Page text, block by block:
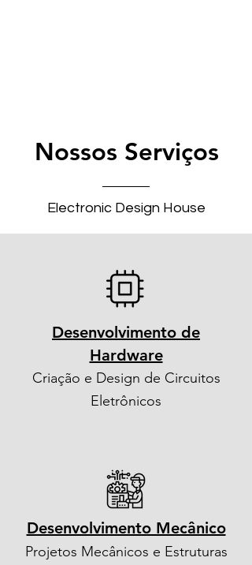
Nossos Serviços
Electronic Design House
Desenvolvimento de
Hardware
Criação e Design de Circuitos
Eletrônicos
Desenvolvimento Mecânico
Projetos Mecânicos e Estruturas